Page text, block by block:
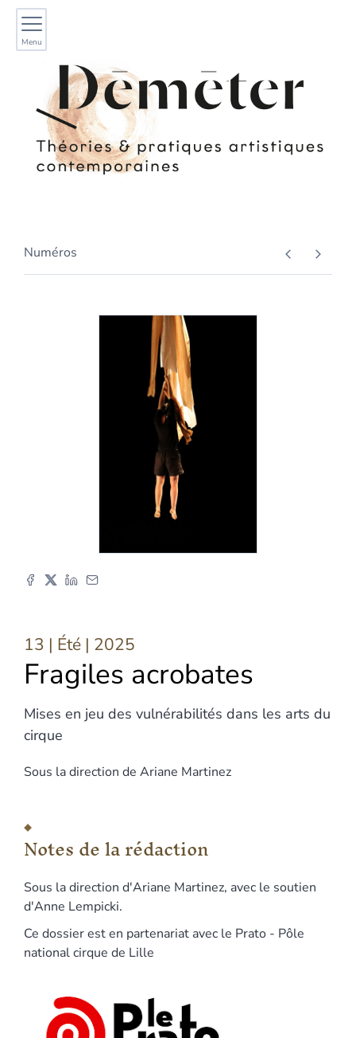
Menu
Numéros
13 | Été | 2025
Fragiles acrobates
Mises en jeu des vulnérabilités dans les arts du
cirque
Sous la direction de Ariane Martinez
Notes de la rédaction
Sous la direction d'Ariane Martinez, avec le soutien
d'Anne Lempicki.
Ce dossier est en partenariat avec le Prato - Pôle
national cirque de Lille